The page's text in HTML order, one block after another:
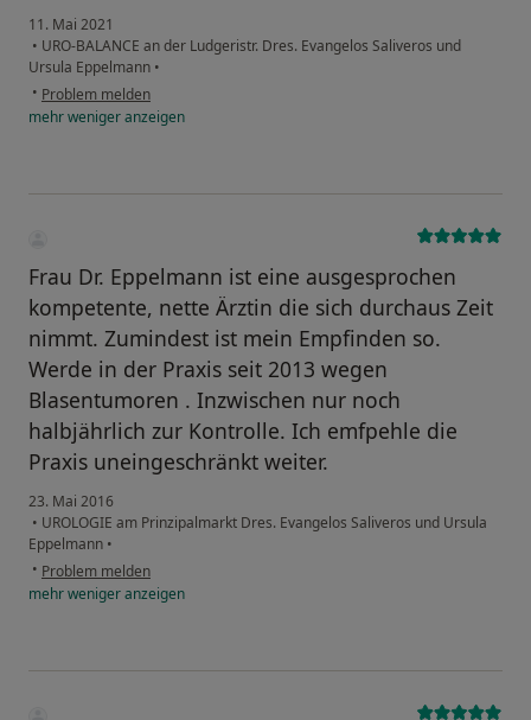
11. Mai 2021
• URO-BALANCE an der Ludgeristr. Dres. Evangelos Saliveros und
Ursula Eppelmann •
• Problem melden
mehrwenigeranzeigen
Frau Dr. Eppelmann ist eine ausgesprochen
kompetente, nette Ärztin die sich durchaus Zeit
nimmt. Zumindest ist mein Empfinden so.
Werde in der Praxis seit 2013 wegen
Blasentumoren . Inzwischen nur noch
halbjährlich zur Kontrolle. Ich emfpehle die
Praxis uneingeschränkt weiter.
23. Mai 2016
• UROLOGIE am Prinzipalmarkt Dres. Evangelos Saliveros und Ursula
Eppelmann •
• Problem melden
mehrwenigeranzeigen